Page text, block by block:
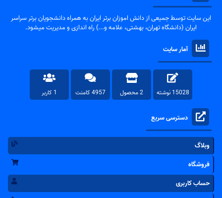
این سایت توسط جمیعی از دانش اموزان برتر ایران به همراه دانشجویان برتر سراسر
ایران (دانشگاه تهران، بهشتی، علامه و...) راه اندازی و مدیریت میشود.
آمار سایت
15028 نوشته 2 محصول 4957 کامنت 1 کاربر
دسترسی سریع
وبلاگ
فروشگاه
حساب کاربری